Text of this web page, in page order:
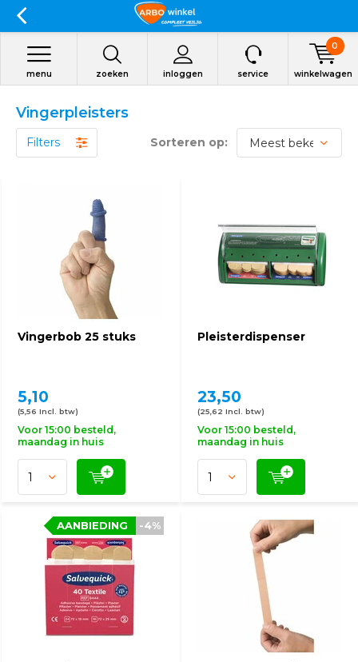
zoeken inloggen
menu service winkelwagen
0
Vingerpleisters
Filters Sorteren op:
Vingerbob 25 stuks
5,10
(5,56 Incl. btw)
Voor 15:00 besteld,
maandag in huis
Pleisterdispenser
23,50
(25,62 Incl. btw)
Voor 15:00 besteld,
maandag in huis
-4%
AANBIEDING